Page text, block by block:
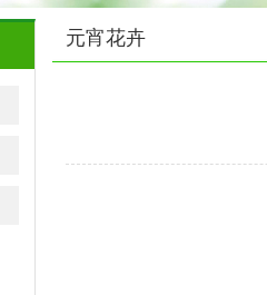
元宵花卉